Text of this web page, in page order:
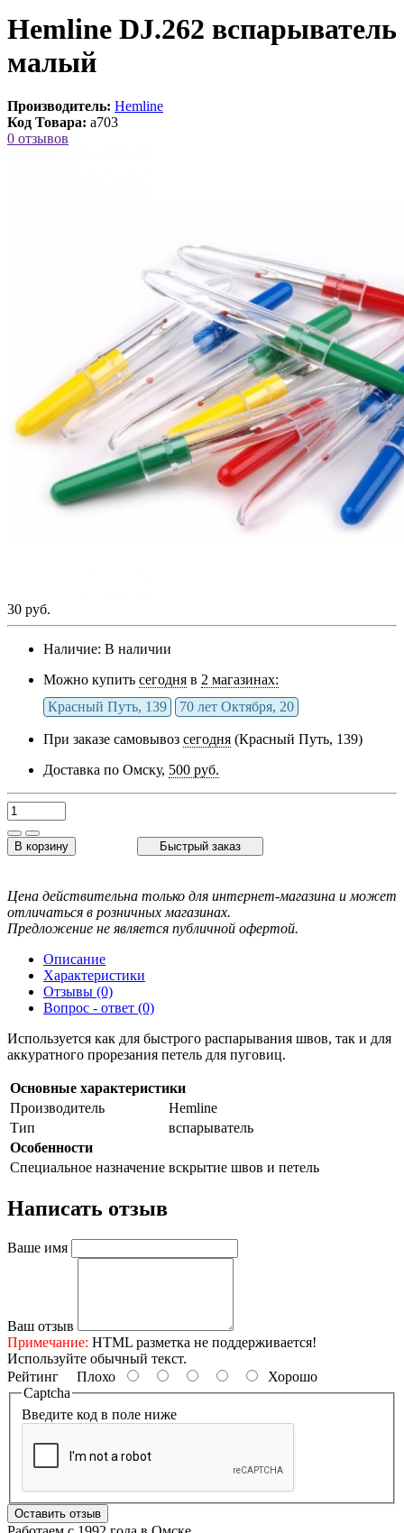
Hemline DJ.262 вспарыватель
малый
Производитель: Hemline
Код Товара: a703
0 отзывов
30 руб.
Наличие: В наличии
Можно купить сегодня в 2 магазинах:
Красный Путь, 139
70 лет Октября, 20
При заказе самовывоз сегодня (Красный Путь, 139)
Доставка по Омску, 500 руб.
В корзину Быстрый заказ
Цена действительна только для интернет-магазина и может
отличаться в розничных магазинах.
Предложение не является публичной офертой.
Описание
Характеристики
Отзывы (0)
Вопрос - ответ (0)
Используется как для быстрого распарывания швов, так и для
аккуратного прорезания петель для пуговиц.
Основные характеристики
Производитель
Hemline
Тип
вспарыватель
Особенности
Специальное назначение вскрытие швов и петель
Написать отзыв
Ваше имя
Ваш отзыв
Примечание: HTML разметка не поддерживается!
Используйте обычный текст.
Рейтинг Плохо
Хорошо
Captcha
Введите код в поле ниже
Оставить отзыв